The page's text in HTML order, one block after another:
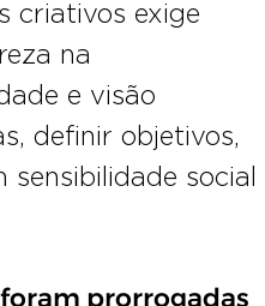
criativos exige
na
e visão
definir objetivos,
social
prorrogadas